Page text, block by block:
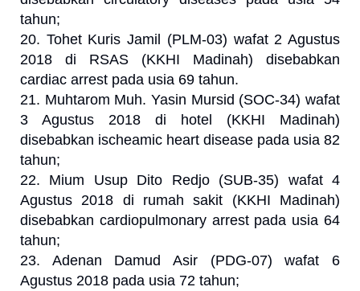
tahun;
20. Tohet Kuris Jamil (PLM-03) wafat 2 Agustus
2018 di RSAS (KKHI Madinah) disebabkan
cardiac arrest pada usia 69 tahun.
21. Muhtarom Muh. Yasin Mursid (SOC-34) wafat
3 Agustus 2018 di hotel (KKHI Madinah)
disebabkan ischeamic heart disease pada usia 82
tahun;
22. Mium Usup Dito Redjo (SUB-35) wafat 4
Agustus 2018 di rumah sakit (KKHI Madinah)
disebabkan cardiopulmonary arrest pada usia 64
tahun;
23. Adenan Damud Asir (PDG-07) wafat 6
Agustus 2018 pada usia 72 tahun;